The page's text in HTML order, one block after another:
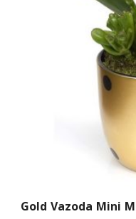
Gold Vazoda Mini